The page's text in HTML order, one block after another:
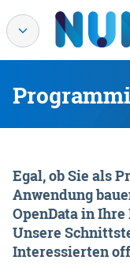
Egal, ob Sie als
Anwendung
OpenData in
Unsere
Interessierten